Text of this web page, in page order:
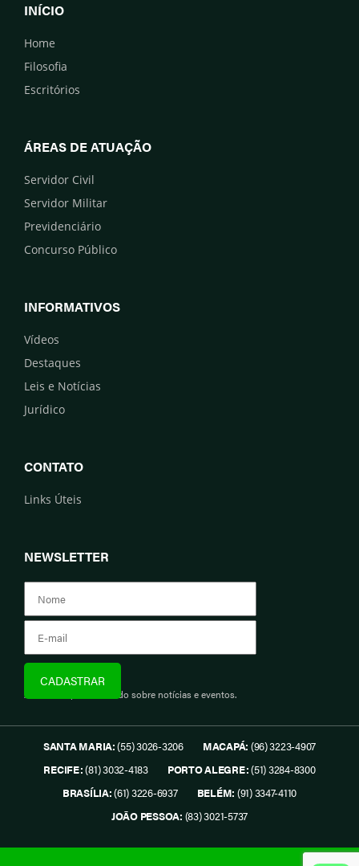
INÍCIO
Home
Filosofia
Escritórios
ÁREAS DE ATUAÇÃO
Servidor Civil
Servidor Militar
Previdenciário
Concurso Público
INFORMATIVOS
Vídeos
Destaques
Leis e Notícias
Jurídico
CONTATO
Links Úteis
NEWSLETTER
Assine e fique informado sobre notícias e eventos.
SANTA MARIA:(55) 3026-3206 MACAPÁ: (96) 3223-4907
RECIFE:(81) 3032-4183 PORTO ALEGRE:(51) 3284-8300
BRASÍLIA:(61) 3226-6937 BELÉM: (91) 3347-4110
JOÃO PESSOA: (83) 3021-5737